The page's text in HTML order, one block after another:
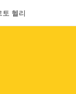
헬리